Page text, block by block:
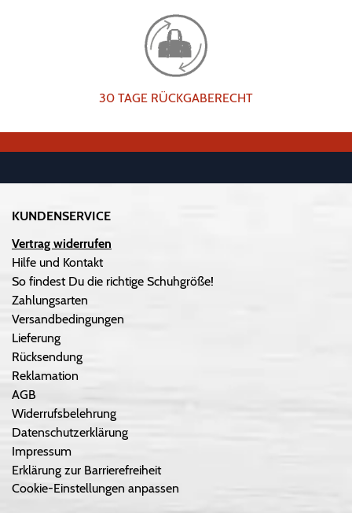
30 TAGE RÜCKGABERECHT
KUNDENSERVICE
Vertrag widerrufen
Hilfe und Kontakt
So findest Du die richtige Schuhgröße!
Zahlungsarten
Versandbedingungen
Lieferung
Rücksendung
Reklamation
AGB
Widerrufsbelehrung
Datenschutzerklärung
Impressum
Erklärung zur Barrierefreiheit
Cookie-Einstellungen anpassen